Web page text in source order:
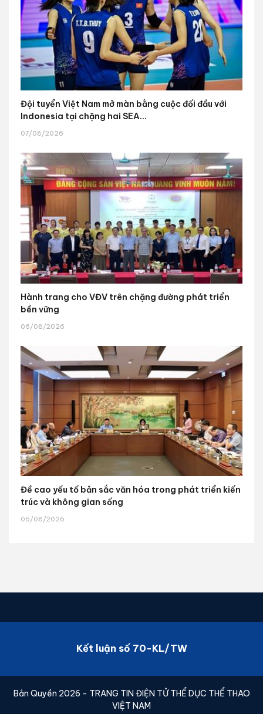
Đội tuyển Việt Nam mở màn bằng cuộc đối đầu với
Indonesia tại chặng hai SEA...
07/08/2026
Hành trang cho VĐV trên chặng đường phát triển
bền vững
06/08/2026
Đề cao yếu tố bản sắc văn hóa trong phát triển kiến
trúc và không gian sống
06/08/2026
Kết luận số 70-KL/TW
Bản Quyền 2026 - TRANG TIN ĐIỆN TỬ THỂ DỤC THỂ THAO
VIỆT NAM